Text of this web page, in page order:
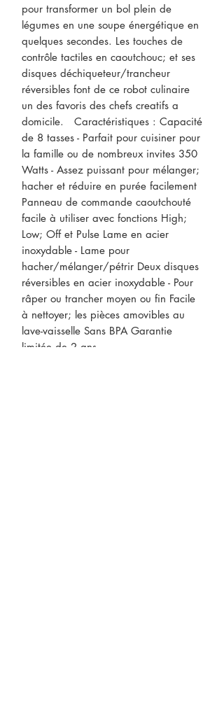
pour transformer un bol plein de
légumes en une soupe énergétique en
quelques secondes. Les touches de
contrôle tactiles en caoutchouc; et ses
disques déchiqueteur/trancheur
réversibles font de ce robot culinaire
un des favoris des chefs creatifs a
domicile.   Caractéristiques : Capacité
de 8 tasses - Parfait pour cuisiner pour
la famille ou de nombreux invites 350
Watts - Assez puissant pour mélanger;
hacher et réduire en purée facilement
Panneau de commande caoutchouté
facile à utiliser avec fonctions High;
Low; Off et Pulse Lame en acier
inoxydable - Lame pour
hacher/mélanger/pétrir Deux disques
réversibles en acier inoxydable - Pour
râper ou trancher moyen ou fin Facile
à nettoyer; les pièces amovibles au
lave-vaisselle Sans BPA Garantie
limitée de 2 ans